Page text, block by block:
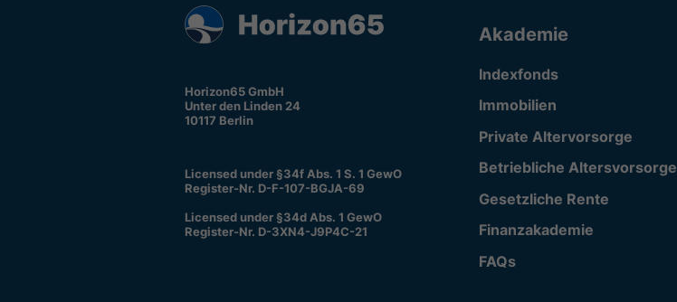
Horizon65 GmbH
Unter den Linden 24
10117 Berlin
Licensed under §34f Abs. 1 S. 1 GewO
Register-Nr. D-F-107-BGJA-69
Licensed under §34d Abs. 1 GewO
Register-Nr. D-3XN4-J9P4C-21
Akademie
Indexfonds
Immobilien
Private Altervorsorge
Betriebliche Altersvorsorge
Gesetzliche Rente
Finanzakademie
FAQs